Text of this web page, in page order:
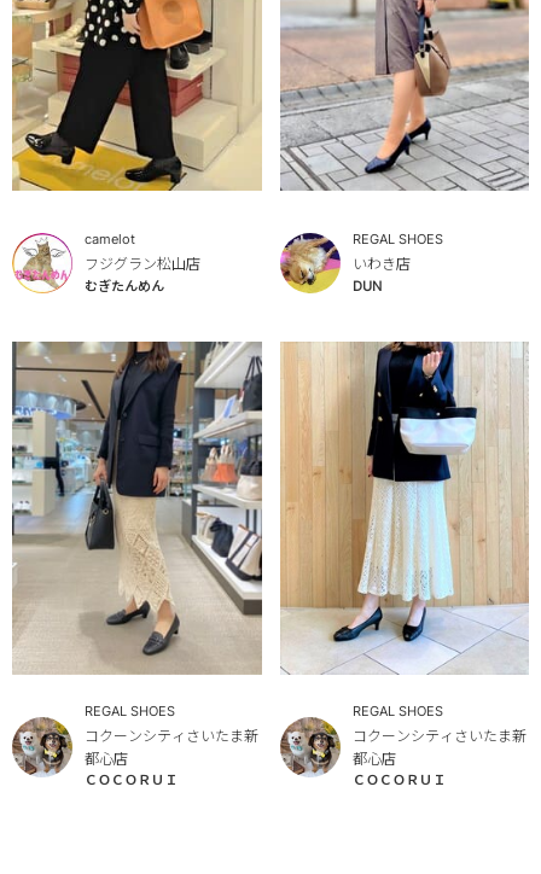
camelot
フジグラン松山店
むぎたんめん
REGAL SHOES
いわき店
DUN
REGAL SHOES
コクーンシティさいたま新
都心店
ＣＯＣＯＲＵＩ
REGAL SHOES
コクーンシティさいたま新
都心店
ＣＯＣＯＲＵＩ